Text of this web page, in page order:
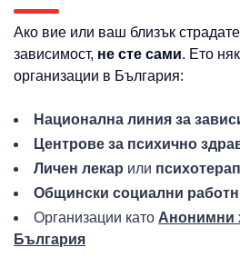
Ако вие или ваш близък
зависимост, не сте сами. Ето
организации в България:
Национална линия за
Центрове за психично
Личен лекар или
Общински социални
Организации като Анонимни
България